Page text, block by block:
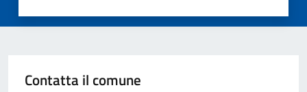
Contatta il comune